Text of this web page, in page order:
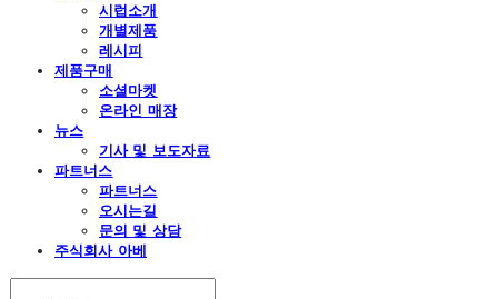
시럽소개
개별제품
레시피
제품구매
소셜마켓
온라인 매장
뉴스
기사 및 보도자료
파트너스
파트너스
오시는길
문의 및 상담
주식회사 아베